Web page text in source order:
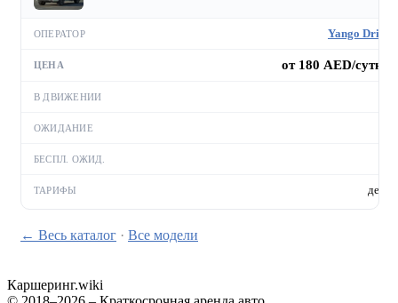
Yango Drive
от 180 AED/сутки
день
← Весь каталог · Все модели
Каршеринг.wiki